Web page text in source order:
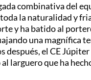
combinativa del
la naturalidad y
y ha batido al
una magnífica
el CE
larguero que ha